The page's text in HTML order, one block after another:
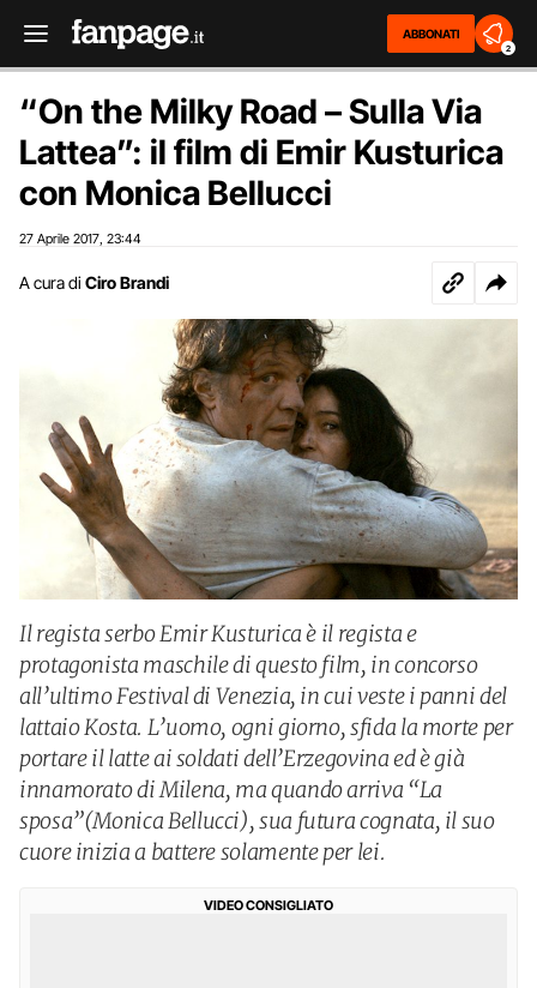
ABBONATI
2
“On the Milky Road – Sulla Via
Lattea”: il film di Emir Kusturica
con Monica Bellucci
27 Aprile 2017 23:44
A cura di Ciro Brandi
Il regista serbo Emir Kusturica è il regista e
protagonista maschile di questo film, in concorso
all’ultimo Festival di Venezia, in cui veste i panni del
lattaio Kosta. L’uomo, ogni giorno, sfida la morte per
portare il latte ai soldati dell’Erzegovina ed è già
innamorato di Milena, ma quando arriva “La
sposa”(Monica Bellucci), sua futura cognata, il suo
cuore inizia a battere solamente per lei.
VIDEO CONSIGLIATO